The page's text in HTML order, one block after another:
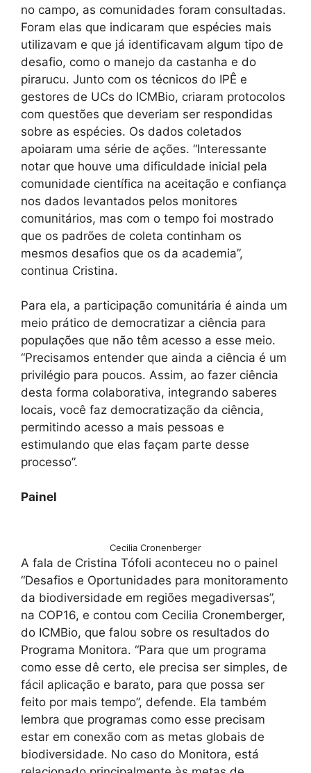
no campo, as comunidades foram consultadas.
Foram elas que indicaram que espécies mais
utilizavam e que já identificavam algum tipo de
desafio, como o manejo da castanha e do
pirarucu. Junto com os técnicos do IPÊ e
gestores de UCs do ICMBio, criaram protocolos
com questões que deveriam ser respondidas
sobre as espécies. Os dados coletados
apoiaram uma série de ações. “Interessante
notar que houve uma dificuldade inicial pela
comunidade científica na aceitação e confiança
nos dados levantados pelos monitores
comunitários, mas com o tempo foi mostrado
que os padrões de coleta continham os
mesmos desafios que os da academia”,
continua Cristina.
Para ela, a participação comunitária é ainda um
meio prático de democratizar a ciência para
populações que não têm acesso a esse meio.
“Precisamos entender que ainda a ciência é um
privilégio para poucos. Assim, ao fazer ciência
desta forma colaborativa, integrando saberes
locais, você faz democratização da ciência,
permitindo acesso a mais pessoas e
estimulando que elas façam parte desse
processo”.
Painel
Cecilia Cronenberger
A fala de Cristina Tófoli aconteceu no o painel
“Desafios e Oportunidades para monitoramento
da biodiversidade em regiões megadiversas”,
na COP16, e contou com Cecilia Cronemberger,
do ICMBio, que falou sobre os resultados do
Programa Monitora. “Para que um programa
como esse dê certo, ele precisa ser simples, de
fácil aplicação e barato, para que possa ser
feito por mais tempo”, defende. Ela também
lembra que programas como esse precisam
estar em conexão com as metas globais de
biodiversidade. No caso do Monitora, está